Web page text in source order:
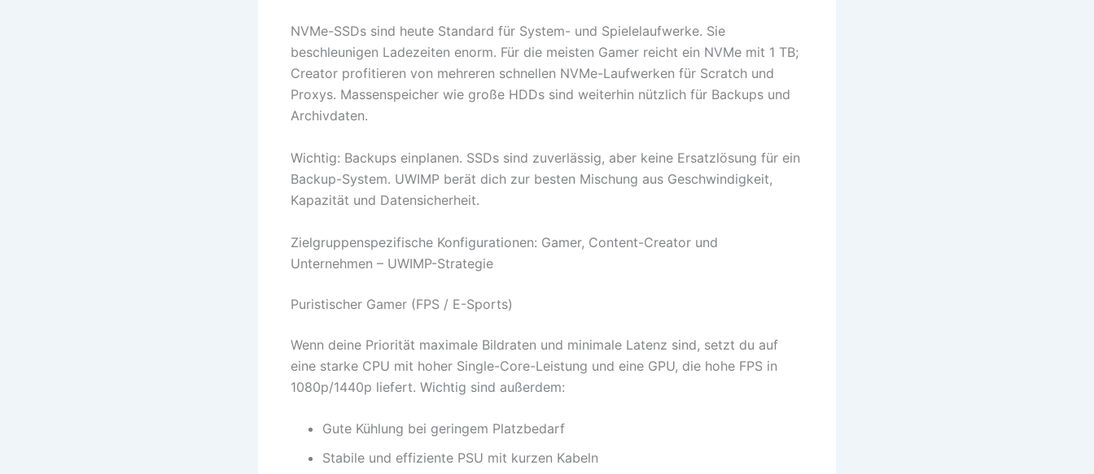
NVMe-SSDs sind heute Standard für System- und Spielelaufwerke. Sie
beschleunigen Ladezeiten enorm. Für die meisten Gamer reicht ein NVMe mit 1 TB;
Creator profitieren von mehreren schnellen NVMe-Laufwerken für Scratch und
Proxys. Massenspeicher wie große HDDs sind weiterhin nützlich für Backups und
Archivdaten.
Wichtig: Backups einplanen. SSDs sind zuverlässig, aber keine Ersatzlösung für ein
Backup-System. UWIMP berät dich zur besten Mischung aus Geschwindigkeit,
Kapazität und Datensicherheit.
Zielgruppenspezifische Konfigurationen: Gamer, Content-Creator und
Unternehmen – UWIMP-Strategie
Puristischer Gamer (FPS / E-Sports)
Wenn deine Priorität maximale Bildraten und minimale Latenz sind, setzt du auf
eine starke CPU mit hoher Single-Core-Leistung und eine GPU, die hohe FPS in
1080p/1440p liefert. Wichtig sind außerdem:
Gute Kühlung bei geringem Platzbedarf
Stabile und effiziente PSU mit kurzen Kabeln